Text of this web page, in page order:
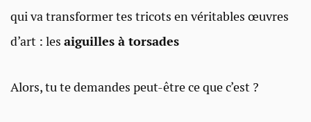
qui va transformer tes tricots en véritables œuvres
d’art : les aiguilles à torsades
Alors, tu te demandes peut-être ce que c’est ?